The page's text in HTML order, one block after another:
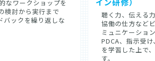
なワークショップを
検討から実行まで
バックを繰り返しな
聴く力、伝える
協働の仕方など
ミュニケーショ
PDCA、指示受
を学習した上で
す。